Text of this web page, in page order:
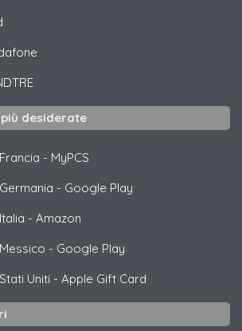
desiderate
- MyPCS
- Google Play
- Amazon
- Google Play
Uniti - Apple Gift Card